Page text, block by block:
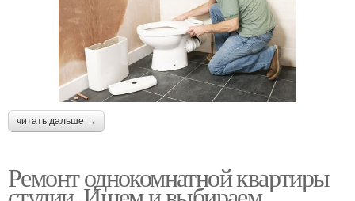
читать дальше →
Ремонт однокомнатной квартиры